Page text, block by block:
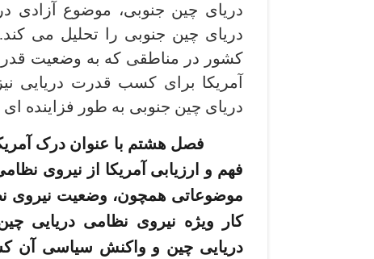
دریای چین جنوبی، موضوع آزادی
دریای چین جنوبی را تحلیل می
کشور در مناطقی که به وضعیت
آمریکا برای کسب قدرت دریایی
دریای چین جنوبی به طور فزاینده
فصل هشتم با عنوان درک
فهم و ارزیابی آمریکا از نیروی
موضوعاتی همچون، وضعیت نیروی
کار ویژه نیروی نظامی دریایی
دریایی چین و واکنش سیاسی آن